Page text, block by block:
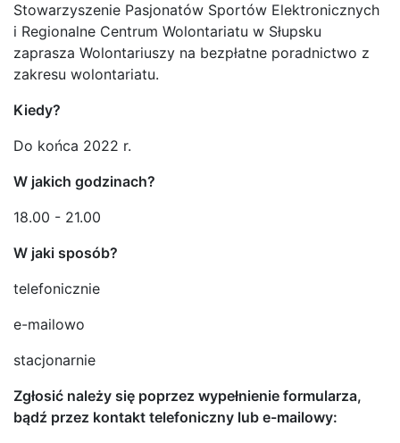
Stowarzyszenie Pasjonatów Sportów Elektronicznych
i Regionalne Centrum Wolontariatu w Słupsku
zaprasza Wolontariuszy na bezpłatne poradnictwo z
zakresu wolontariatu.
Kiedy?
Do końca 2022 r.
W jakich godzinach?
18.00 - 21.00
W jaki sposób?
telefonicznie
e-mailowo
stacjonarnie
Zgłosić należy się poprzez wypełnienie formularza,
bądź przez kontakt telefoniczny lub e-mailowy: